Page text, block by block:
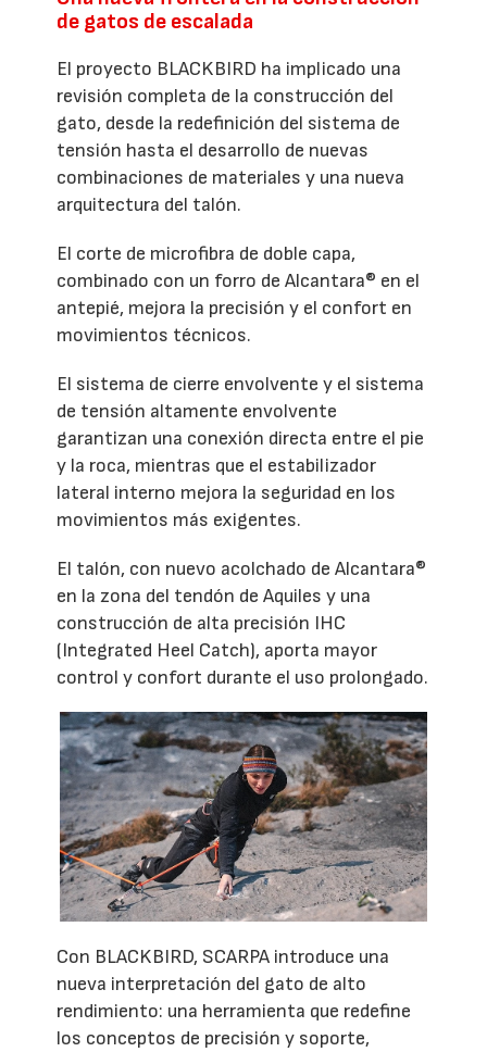
de gatos de escalada
El proyecto BLACKBIRD ha implicado una
revisión completa de la construcción del
gato, desde la redefinición del sistema de
tensión hasta el desarrollo de nuevas
combinaciones de materiales y una nueva
arquitectura del talón.
El corte de microfibra de doble capa,
combinado con un forro de Alcantara® en el
antepié, mejora la precisión y el confort en
movimientos técnicos.
El sistema de cierre envolvente y el sistema
de tensión altamente envolvente
garantizan una conexión directa entre el pie
y la roca, mientras que el estabilizador
lateral interno mejora la seguridad en los
movimientos más exigentes.
El talón, con nuevo acolchado de Alcantara®
en la zona del tendón de Aquiles y una
construcción de alta precisión IHC
(Integrated Heel Catch), aporta mayor
control y confort durante el uso prolongado.
Con BLACKBIRD, SCARPA introduce una
nueva interpretación del gato de alto
rendimiento: una herramienta que redefine
los conceptos de precisión y soporte,